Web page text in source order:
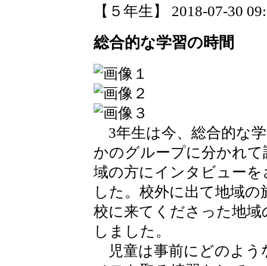
【５年生】 2018-07-30
総合的な学習の時間
3年生は今、総合的な
かのグループに分かれ
域の方にインタビュー
した。校外に出て地域
校に来てくださった地
しました。
児童は事前にどのよう